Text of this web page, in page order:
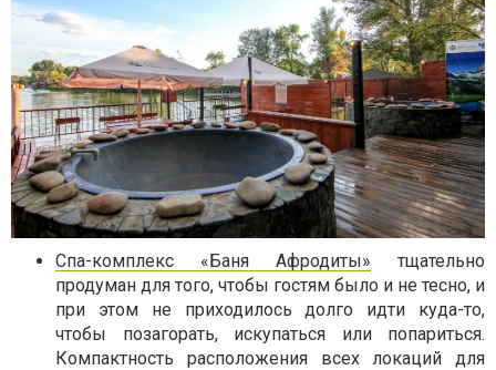
Спа-комплекс «Баня Афродиты» тщательно
продуман для того, чтобы гостям было и не тесно, и
при этом не приходилось долго идти куда-то,
чтобы позагорать, искупаться или попариться.
Компактность расположения всех локаций для